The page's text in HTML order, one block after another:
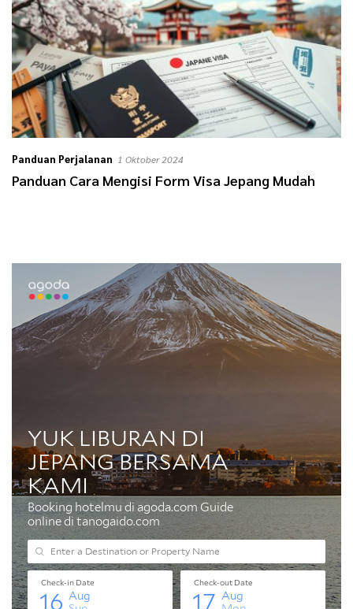
Panduan Perjalanan 1 Oktober 2024
Panduan Cara Mengisi Form Visa Jepang Mudah